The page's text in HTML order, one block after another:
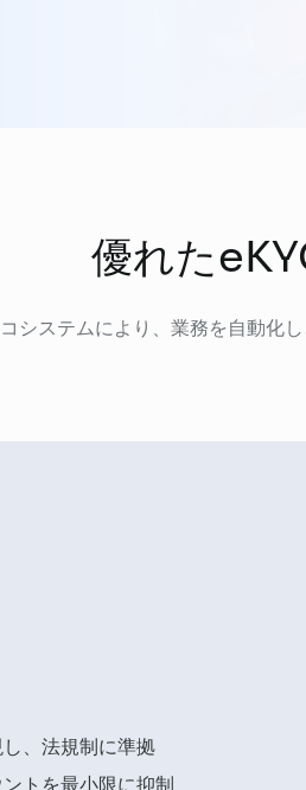
優れた
システムにより、業務を自動化
、法規制に準拠
トを最小限に抑制